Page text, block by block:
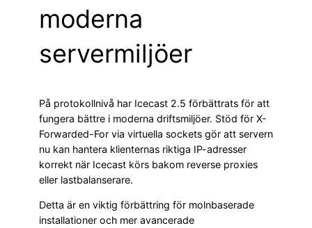
moderna
servermiljöer
På protokollnivå har Icecast 2.5 förbättrats för att
fungera bättre i moderna driftsmiljöer. Stöd för X-
Forwarded-For via virtuella sockets gör att servern
nu kan hantera klienternas riktiga IP-adresser
korrekt när Icecast körs bakom reverse proxies
eller lastbalanserare.
Detta är en viktig förbättring för molnbaserade
installationer och mer avancerade